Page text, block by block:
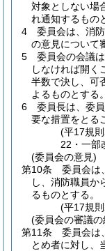
対象としない場
れ通知するもの
4
委員会は、消
の意見について
5
委員会の会議
しなければ開く
半数で決し、可
よるものとする。
6
委員長は、委
要な措置をとる
(平17規
22・一部
(委員会の意見)
第10条
委員会は
し、消防職員か
るものとする。
(平17規
(委員会の審議
第11条
委員会は
とめ者に対し、